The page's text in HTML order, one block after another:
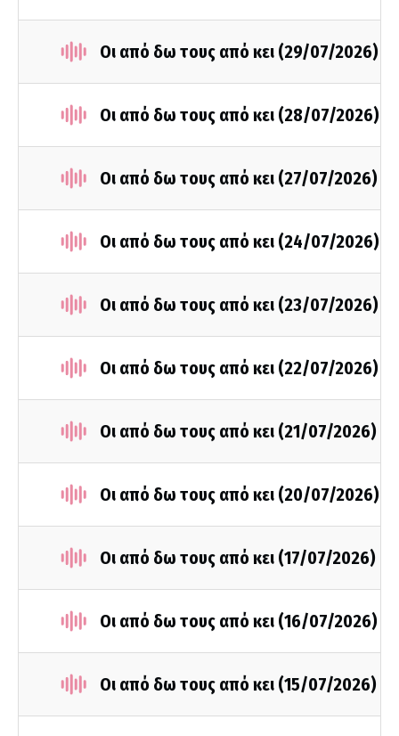
Οι από δω τους από κει (29/07/2026)
Οι από δω τους από κει (28/07/2026)
Οι από δω τους από κει (27/07/2026)
Οι από δω τους από κει (24/07/2026)
Οι από δω τους από κει (23/07/2026)
Οι από δω τους από κει (22/07/2026)
Οι από δω τους από κει (21/07/2026)
Οι από δω τους από κει (20/07/2026)
Οι από δω τους από κει (17/07/2026)
Οι από δω τους από κει (16/07/2026)
Οι από δω τους από κει (15/07/2026)